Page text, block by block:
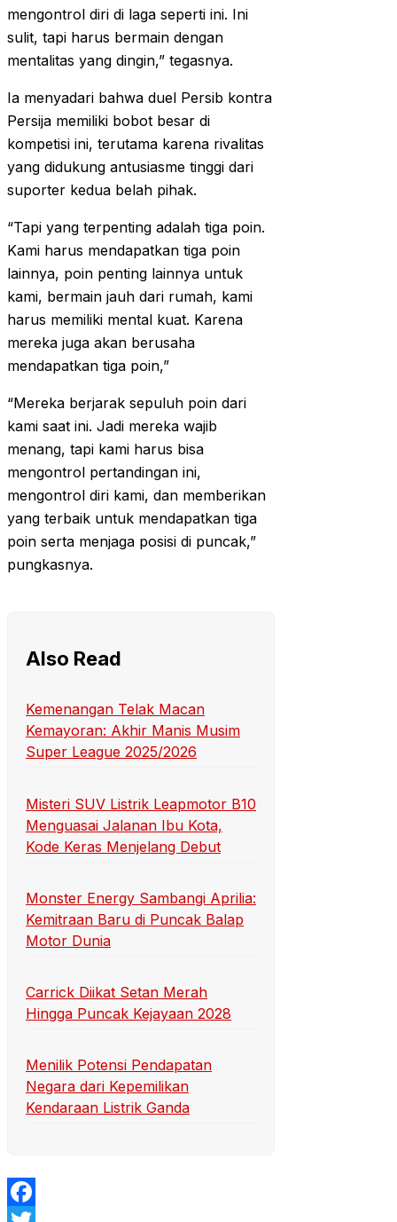
mengontrol diri di laga seperti ini. Ini
sulit, tapi harus bermain dengan
mentalitas yang dingin,” tegasnya.
Ia menyadari bahwa duel Persib kontra
Persija memiliki bobot besar di
kompetisi ini, terutama karena rivalitas
yang didukung antusiasme tinggi dari
suporter kedua belah pihak.
“Tapi yang terpenting adalah tiga poin.
Kami harus mendapatkan tiga poin
lainnya, poin penting lainnya untuk
kami, bermain jauh dari rumah, kami
harus memiliki mental kuat. Karena
mereka juga akan berusaha
mendapatkan tiga poin,”
“Mereka berjarak sepuluh poin dari
kami saat ini. Jadi mereka wajib
menang, tapi kami harus bisa
mengontrol pertandingan ini,
mengontrol diri kami, dan memberikan
yang terbaik untuk mendapatkan tiga
poin serta menjaga posisi di puncak,”
pungkasnya.
Also Read
Kemenangan Telak Macan
Kemayoran: Akhir Manis Musim
Super League 2025/2026
Misteri SUV Listrik Leapmotor B10
Menguasai Jalanan Ibu Kota,
Kode Keras Menjelang Debut
Monster Energy Sambangi Aprilia:
Kemitraan Baru di Puncak Balap
Motor Dunia
Carrick Diikat Setan Merah
Hingga Puncak Kejayaan 2028
Menilik Potensi Pendapatan
Negara dari Kepemilikan
Kendaraan Listrik Ganda